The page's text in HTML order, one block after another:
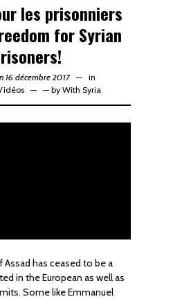
les prisonniers
for Syrian
16 décembre 2017
in
—by With Syria
Assad has ceased to be a
in the European as well as
Some like Emmanuel